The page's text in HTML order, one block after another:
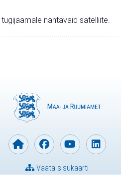
nähtavaid satelliite.
Vaata sisukaarti